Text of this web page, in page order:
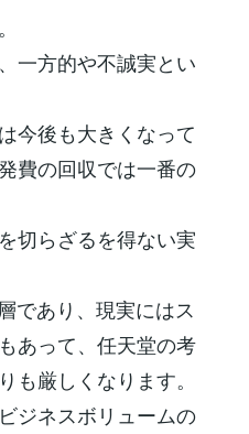
一方的や不誠実とい
今後も大きくなって
費の回収では一番の
切らざるを得ない実
であり、現実にはス
あって、任天堂の考
厳しくなります。
ジネスボリュームの